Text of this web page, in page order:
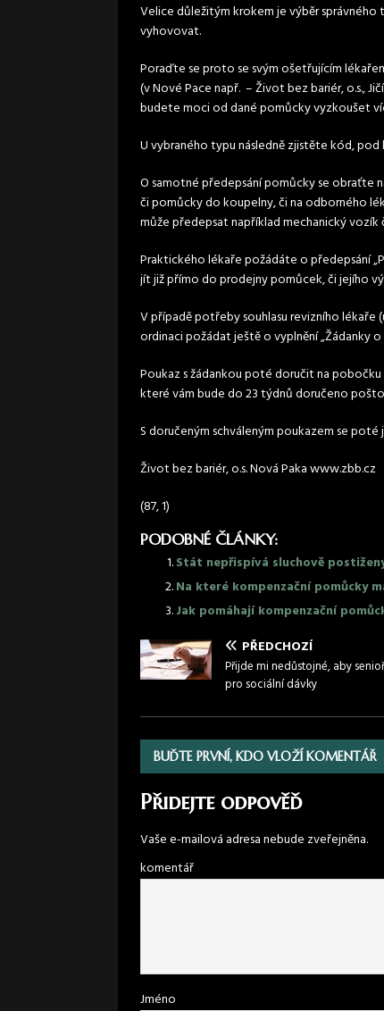
Velice důležitým krokem je výběr
vyhovovat.
Poraďte se proto se svým ošetřujícím
(v Nové Pace např. – Život bez bariér, o.s.,
budete moci od dané pomůcky vyzkoušet
U vybraného typu následně zjistěte kód,
O samotné předepsání pomůcky se obraťte
či pomůcky do koupelny, či na odborného
může předepsat například mechanický
Praktického lékaře požádáte o předepsání
jít již přímo do prodejny pomůcek, či jejího
V případě potřeby souhlasu revizního
ordinaci požádat ještě o vyplnění „Žádanky o
Poukaz s žádankou poté doručit na
které vám bude do 2­3 týdnů doručeno
S doručeným schváleným poukazem se
Život bez bariér, o.s. Nová Paka www.zbb.cz
(87, 1)
PODOBNÉ ČLÁNKY:
Stát nepřispívá sluchově
Na které kompenzační pomůcky
Jak pomáhají kompenzační
PŘEDCHOZÍ
Přijde mi nedůstojné, aby
pro sociální dávky
BUĎTE PRVNÍ, KDO VLOŽÍ KOMENTÁŘ
Přidejte odpověď
Vaše e-mailová adresa nebude zveřejněna.
komentář
Jméno